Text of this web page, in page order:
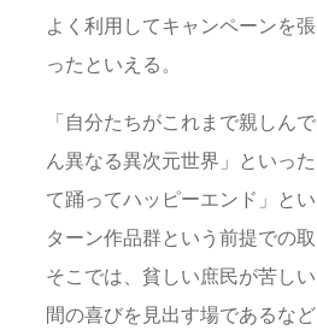
よく利用してキャンペーンを
ったといえる。
「自分たちがこれまで親しん
ん異なる異次元世界」といっ
て踊ってハッピーエンド」と
ターン作品群という前提での
そこでは、貧しい庶民が苦し
間の喜びを見出す場であるな